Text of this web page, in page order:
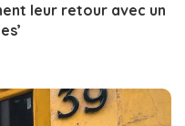
leur retour avec un